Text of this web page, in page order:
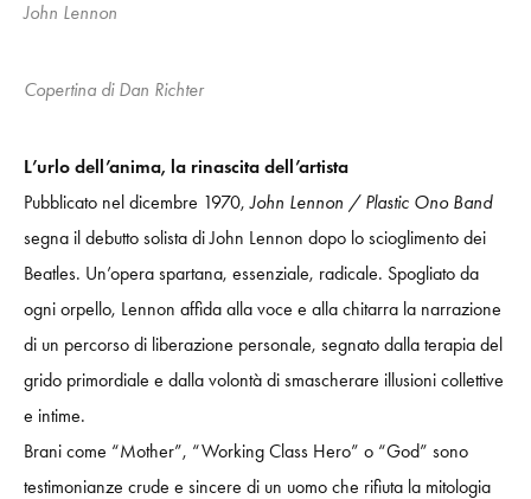
John Lennon
Copertina di Dan Richter
L’urlo dell’anima, la rinascita dell’artista
Pubblicato nel dicembre 1970,John Lennon / Plastic Ono Band
segna il debutto solista di John Lennon dopo lo scioglimento dei
Beatles. Un’opera spartana, essenziale, radicale. Spogliato da
ogni orpello, Lennon affida alla voce e alla chitarra la narrazione
di un percorso di liberazione personale, segnato dalla terapia del
grido primordiale e dalla volontà di smascherare illusioni collettive
e intime.
Brani come “Mother”, “Working Class Hero” o “God” sono
testimonianze crude e sincere di un uomo che rifiuta la mitologia